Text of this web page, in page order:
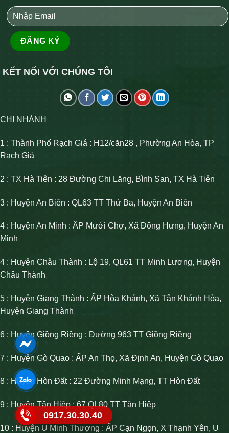
KẾT NỐI VỚI CHÚNG TÔI
CHI NHÁNH
1 : Thành Phố Rạch Giá : H12/căn28 , Phường An Hòa, TP
Rạch Giá
2 : TX Hà Tiên : 28 Đường Chi Lăng, Bình San, TX Hà Tiên
3 : Huyện An Biên : QL63 TT Thứ Ba, Huyện An Biên
4 : Huyện An Minh : ẤP Mười Chợ, Xã Đông Hưng, Huyện An
Minh
4 : Huyện Châu Thành : Lộ 19, QL61 TT Minh Lương, Huyện
Châu Thành
5 : Huyện Giang Thành : ẤP Hòa Khánh, Xã Tân Khánh Hòa,
Huyện Giang Thành
6 : Huyện Giồng Riềng : Đường 963 TT Giồng Riềng
7 : Huyện Gò Quao : ẤP An Thọ, Xã Định An, Huyện Gò Quao
8 : Huyện Hòn Đất : 22 Đường Minh Mạng, TT Hòn Đất
9 : Huyện Tân Hiệp : 67 QL80 TT Tân Hiệp
10 : Huyện U Minh Thượng : ẤP Cạn Ngọn, X Thạnh Yên, U
0917.30.30.40